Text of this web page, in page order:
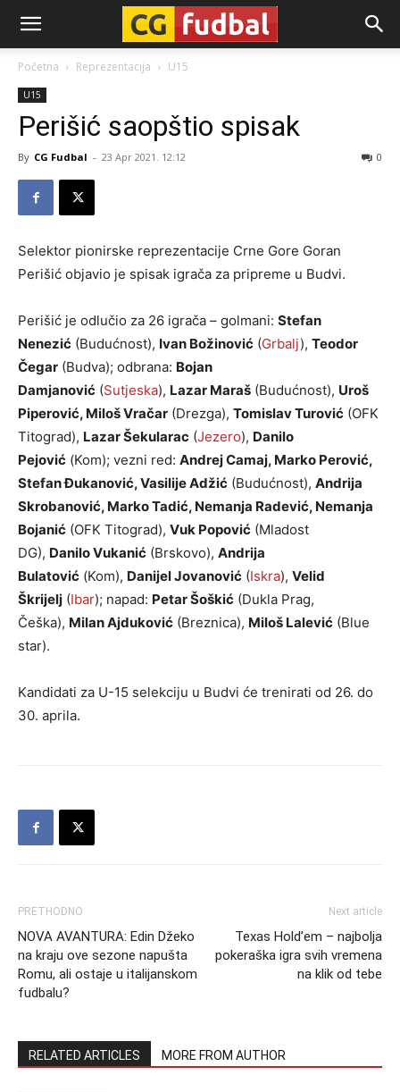
CG-
Fudbal
Početna Reprezentacija U15
U15
Perišić saopštio spisak
By CG Fudbal - 23 Apr 2021. 12:12 0
Selektor pionirske reprezentacije Crne Gore Goran
Perišić objavio je spisak igrača za pripreme u Budvi.
Perišić je odlučio za 26 igrača – golmani: Stefan
Nenezić (Budućnost), Ivan Božinović (Grbalj), Teodor
Čegar (Budva); odbrana: Bojan
Damjanović (Sutjeska), Lazar Maraš (Budućnost), Uroš
Piperović, Miloš Vračar (Drezga), Tomislav Turović (OFK
Titograd), Lazar Šekularac (Jezero), Danilo
Pejović (Kom); vezni red: Andrej Camaj, Marko Perović,
Stefan Đukanović, Vasilije Adžić (Budućnost), Andrija
Skrobanović, Marko Tadić, Nemanja Radević, Nemanja
Bojanić (OFK Titograd), Vuk Popović (Mladost
DG), Danilo Vukanić (Brskovo), Andrija
Bulatović (Kom), Danijel Jovanović (Iskra), Velid
Škrijelj (Ibar); napad: Petar Šoškić (Dukla Prag,
Češka), Milan Ajduković (Breznica), Miloš Lalević (Blue
star).
Kandidati za U-15 selekciju u Budvi će trenirati od 26. do
30. aprila.
PRETHODNO
NOVA AVANTURA: Edin Džeko
na kraju ove sezone napušta
Romu, ali ostaje u italijanskom
fudbalu?
Next article
Texas Hold’em – najbolja
pokeraška igra svih vremena
na klik od tebe
RELATED ARTICLES MORE FROM AUTHOR